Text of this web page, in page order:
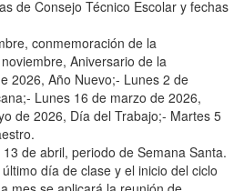
de Consejo Técnico Escolar y fechas
conmemoración de la
Aniversario de la
2026, Año Nuevo;- Lunes 2 de
Lunes 16 de marzo de 2026,
de 2026, Día del Trabajo;- Martes 5
de abril, periodo de Semana Santa.
día de clase y el inicio del ciclo